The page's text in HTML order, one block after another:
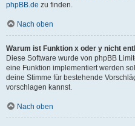
phpBB.de zu finden.
Nach oben
Warum ist Funktion x oder y nicht
Diese Software wurde von phpBB
eine Funktion implementiert werden
deine Stimme für bestehende
vorschlagen kannst.
Nach oben